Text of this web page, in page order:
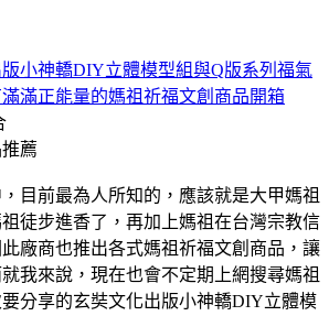
版小神轎DIY立體模型組與Q版系列福氣
滿正能量的媽祖祈福文創商品開箱
目前最為人所知的，應該就是大甲媽祖
徒步進香了，再加上媽祖在台灣宗教信
廠商也推出各式媽祖祈福文創商品，讓
我來說，現在也會不定期上網搜尋媽祖
分享的玄奘文化出版小神轎DIY立體模